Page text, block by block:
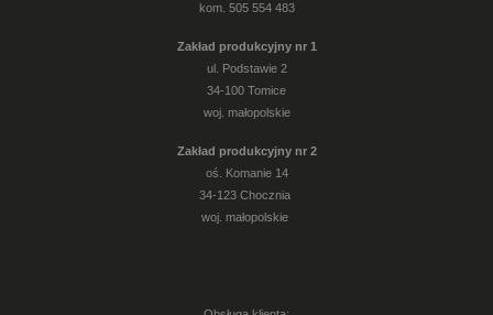
kom. 505 554 483
Zakład produkcyjny nr 1
ul. Podstawie 2
34-100 Tomice
woj. małopolskie
Zakład produkcyjny nr 2
oś. Komanie 14
34-123 Chocznia
woj. małopolskie